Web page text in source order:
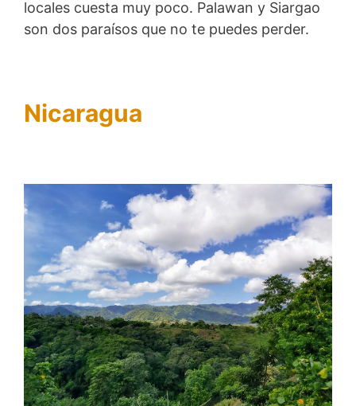
locales cuesta muy poco. Palawan y Siargao
son dos paraísos que no te puedes perder.
Nicaragua